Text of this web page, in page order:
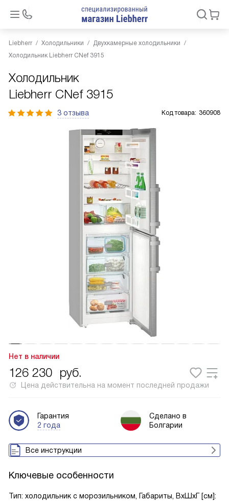
Liebherr Холодильники
Двухкамерные холодильники
Холодильник Liebherr CNef 3915
Холодильник
Liebherr CNef 3915
3 отзыва Код товара: 360908
Нет в наличии
126 230 руб.
Цена действительна на момент последней продажи
Гарантия
2 года
Сделано в
Болгарии
Все инструкции
Ключевые особенности
Тип: холодильник с морозильником, Габариты, ВxШxГ [см]: